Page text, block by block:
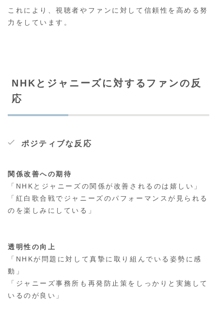
これにより、視聴者やファンに対して信頼性を高める努
力をしています。
NHKとジャニーズに対するファンの反
応
ポジティブな反応
関係改善への期待
「NHKとジャニーズの関係が改善されるのは嬉しい」
「紅白歌合戦でジャニーズのパフォーマンスが見られる
のを楽しみにしている」
透明性の向上
「NHKが問題に対して真摯に取り組んでいる姿勢に感
動」
「ジャニーズ事務所も再発防止策をしっかりと実施して
いるのが良い」